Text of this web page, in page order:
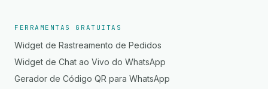
FERRAMENTAS GRATUITAS
Widget de Rastreamento de Pedidos
Widget de Chat ao Vivo do WhatsApp
Gerador de Código QR para WhatsApp